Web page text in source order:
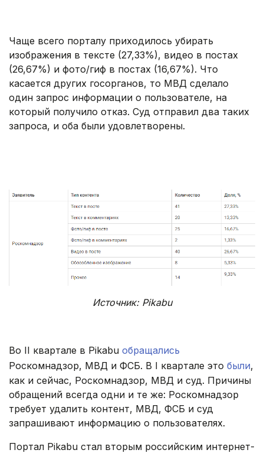
Чаще всего порталу приходилось убирать
изображения в тексте (27,33%), видео в постах
(26,67%) и фото/гиф в постах (16,67%). Что
касается других госорганов, то МВД сделало
один запрос информации о пользователе, на
который получило отказ. Суд отправил два таких
запроса, и оба были удовлетворены.
Источник: Pikabu
Во II квартале в Pikabu обращались
Роскомнадзор, МВД и ФСБ. В I квартале это были,
как и сейчас, Роскомнадзор, МВД и суд. Причины
обращений всегда одни и те же: Роскомнадзор
требует удалить контент, МВД, ФСБ и суд
запрашивают информацию о пользователях.
Портал Pikabu стал вторым российским интернет-